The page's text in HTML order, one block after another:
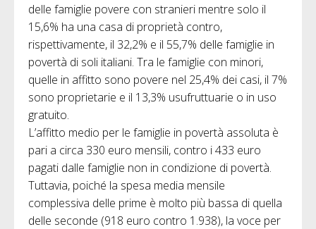
delle famiglie povere con stranieri mentre solo il
15,6% ha una casa di proprietà contro,
rispettivamente, il 32,2% e il 55,7% delle famiglie in
povertà di soli italiani. Tra le famiglie con minori,
quelle in affitto sono povere nel 25,4% dei casi, il 7%
sono proprietarie e il 13,3% usufruttuarie o in uso
gratuito.
L’affitto medio per le famiglie in povertà assoluta è
pari a circa 330 euro mensili, contro i 433 euro
pagati dalle famiglie non in condizione di povertà.
Tuttavia, poiché la spesa media mensile
complessiva delle prime è molto più bassa di quella
delle seconde (918 euro contro 1.938), la voce per